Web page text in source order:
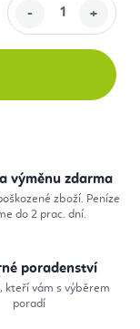
výměnu zdarma
zboží. Peníze
do 2 prac. dní.
poradenství
kteří vám s výběrem
poradí